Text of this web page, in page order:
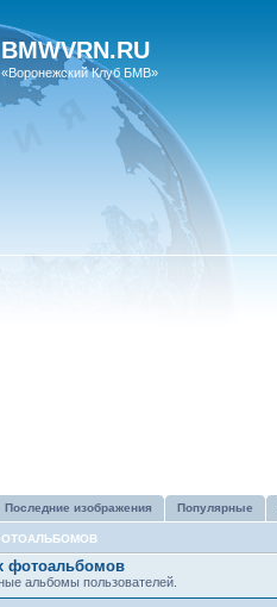
BMWVRN.RU
«Воронежский Клуб БМВ»
Последние изображения Популярные
фотоальбомов
альбомы пользователей.